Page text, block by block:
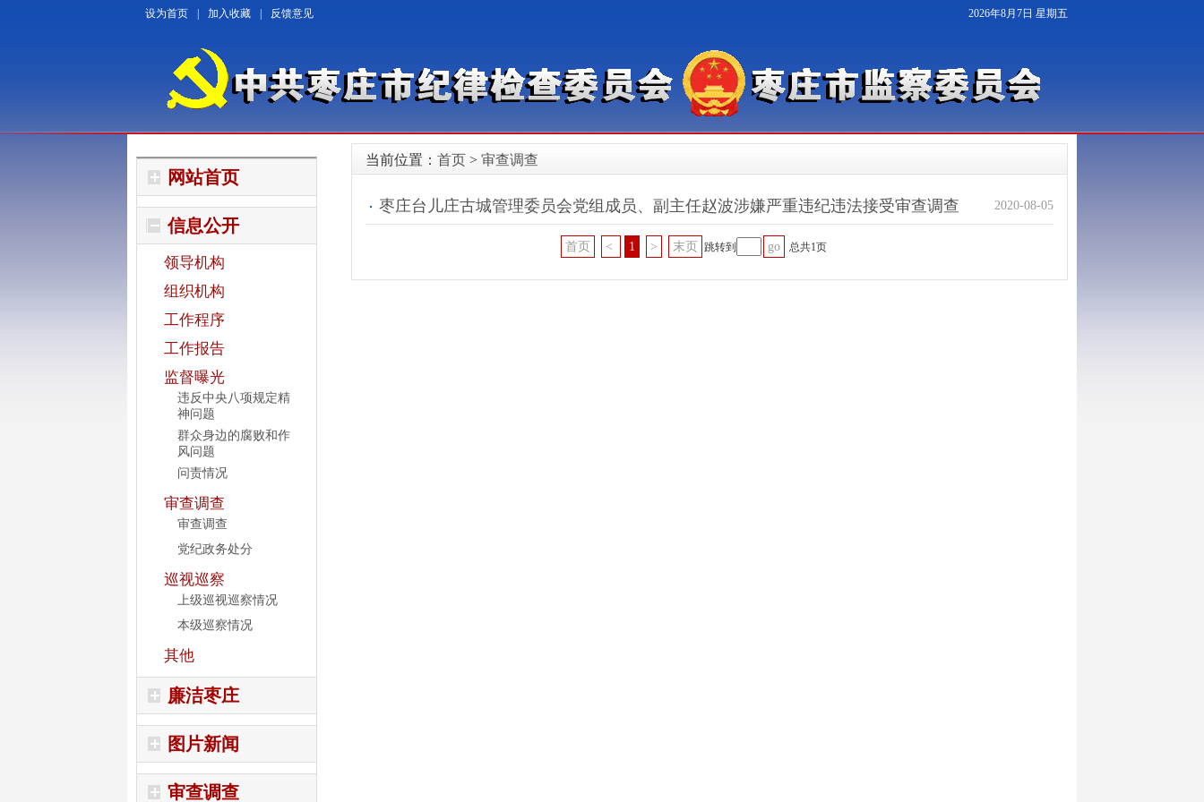
设为首页 加入收藏 反馈意见 2026年8月7日 星期五
网站首页
信息公开
领导机构
组织机构
工作程序
工作报告
监督曝光
违反中央八项规定精
神问题
群众身边的腐败和作
风问题
问责情况
审查调查
审查调查
党纪政务处分
巡视巡察
上级巡视巡察情况
本级巡察情况
其他
廉洁枣庄
图片新闻
审查调查
当前位置： 首页 > 审查调查
枣庄台儿庄古城管理委员会党组成员、副主任赵波涉嫌严重违纪违法接受审查调查 2020-08-05
首页 < 1 > 末页 跳转到 go 总共1页